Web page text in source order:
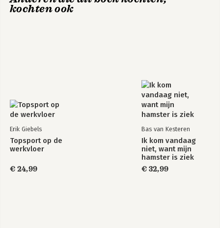
kochten ook
Erik Giebels
Topsport op de
werkvloer
€ 24,99
Bas van Kesteren
Ik kom vandaag
niet, want mijn
hamster is ziek
€ 32,99